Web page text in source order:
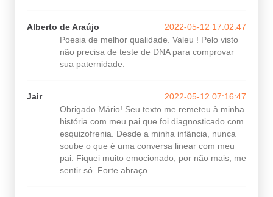
Alberto de Araújo
2022-05-12 17:02:47
Poesia de melhor qualidade. Valeu ! Pelo visto
não precisa de teste de DNA para comprovar
sua paternidade.
Jair
2022-05-12 07:16:47
Obrigado Mário! Seu texto me remeteu à minha
história com meu pai que foi diagnosticado com
esquizofrenia. Desde a minha infância, nunca
soube o que é uma conversa linear com meu
pai. Fiquei muito emocionado, por não mais, me
sentir só. Forte abraço.